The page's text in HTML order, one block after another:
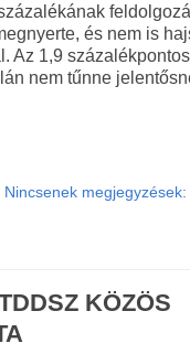
és nem is
Az 1,9
nem tűnne
Nincsenek megjegyzések:
KÖZÖS